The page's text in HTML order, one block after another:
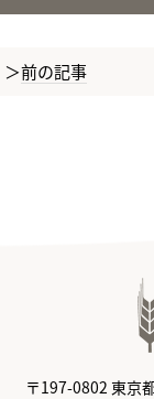
前の記事
〒197-0802 東京